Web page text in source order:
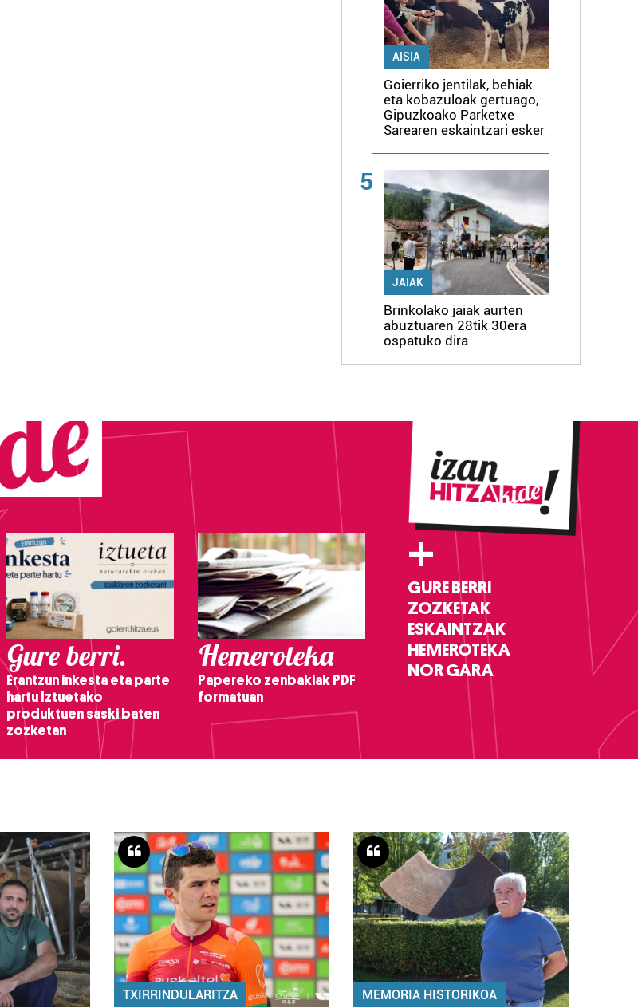
AISIA
Goierriko jentilak, behiak
eta kobazuloak gertuago,
Gipuzkoako Parketxe
Sarearen eskaintzari esker
5
JAIAK
Brinkolako jaiak aurten
abuztuaren 28tik 30era
ospatuko dira
Gure berri.
Erantzun inkesta eta parte
hartu Iztuetako
produktuen saski baten
zozketan
Hemeroteka
Papereko zenbakiak PDF
formatuan
+
GURE BERRI
ZOZKETAK
ESKAINTZAK
HEMEROTEKA
NOR GARA
TXIRRINDULARITZA MEMORIA HISTORIKOA